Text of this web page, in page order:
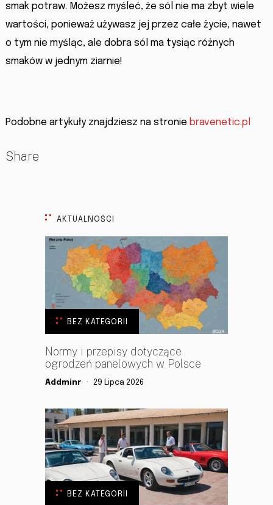
smak potraw. Możesz myśleć, że sól nie ma zbyt wiele
wartości, ponieważ używasz jej przez całe życie, nawet
o tym nie myśląc, ale dobra sól ma tysiąc różnych
smaków w jednym ziarnie!
Podobne artykuły znajdziesz na stronie bravenetic.pl
Share
AKTUALNOŚCI
BEZ KATEGORII
Normy i przepisy dotyczące
ogrodzeń panelowych w Polsce
Addminr 29 Lipca 2026
BEZ KATEGORII